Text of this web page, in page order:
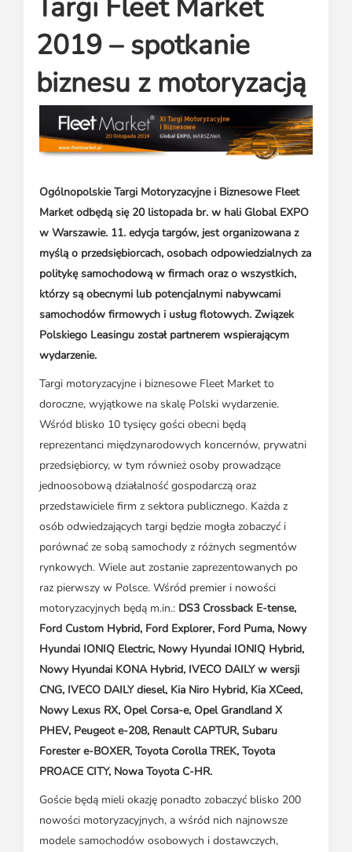
Partnerzy ZPL
Subskrybuj Leaseletter
Materiały do pobrania
Kontakt dla mediów
Klauzule informacyjne
Targi Fleet Market
2019 – spotkanie
biznesu z motoryzacją
Ogólnopolskie Targi Motoryzacyjne i Biznesowe Fleet
Market odbędą się 20 listopada br. w hali Global EXPO
w Warszawie. 11. edycja targów, jest organizowana z
myślą o przedsiębiorcach, osobach odpowiedzialnych za
politykę samochodową w firmach oraz o wszystkich,
którzy są obecnymi lub potencjalnymi nabywcami
samochodów firmowych i usług flotowych. Związek
Polskiego Leasingu został partnerem wspierającym
wydarzenie.
Targi motoryzacyjne i biznesowe Fleet Market to
doroczne, wyjątkowe na skalę Polski wydarzenie.
Wśród blisko 10 tysięcy gości obecni będą
reprezentanci międzynarodowych koncernów, prywatni
przedsiębiorcy, w tym również osoby prowadzące
jednoosobową działalność gospodarczą oraz
przedstawiciele firm z sektora publicznego. Każda z
osób odwiedzających targi będzie mogła zobaczyć i
porównać ze sobą samochody z różnych segmentów
rynkowych. Wiele aut zostanie zaprezentowanych po
raz pierwszy w Polsce. Wśród premier i nowości
motoryzacyjnych będą m.in.: DS3 Crossback E-tense,
Ford Custom Hybrid, Ford Explorer, Ford Puma, Nowy
Hyundai IONIQ Electric, Nowy Hyundai IONIQ Hybrid,
Nowy Hyundai KONA Hybrid, IVECO DAILY w wersji
CNG, IVECO DAILY diesel, Kia Niro Hybrid, Kia XCeed,
Nowy Lexus RX, Opel Corsa-e, Opel Grandland X
PHEV, Peugeot e-208, Renault CAPTUR, Subaru
Forester e-BOXER, Toyota Corolla TREK, Toyota
PROACE CITY, Nowa Toyota C-HR.
Goście będą mieli okazję ponadto zobaczyć blisko 200
nowości motoryzacyjnych, a wśród nich najnowsze
modele samochodów osobowych i dostawczych,